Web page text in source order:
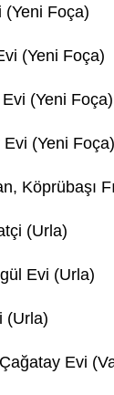
(Yeni Foça)
(Yeni Foça)
(Yeni Foça)
(Yeni Foça)
Köprübaşı
(Urla)
Evi (Urla)
(Urla)
Evi